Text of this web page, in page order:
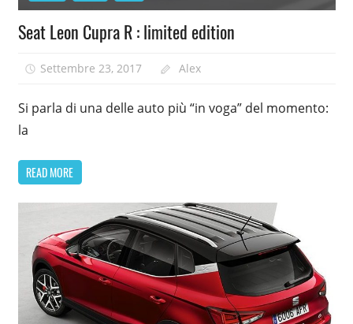
Seat Leon Cupra R : limited edition
Settembre 23, 2017 Alex
Si parla di una delle auto più “in voga” del momento:
la
READ MORE